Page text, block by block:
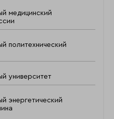
медицинский
политехнический
университет
энергетический